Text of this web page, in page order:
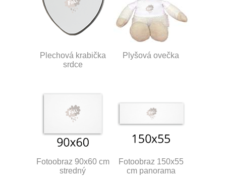
Plechová krabička
srdce
Plyšová ovečka
Fotoobraz 90x60 cm
stredný
Fotoobraz 150x55
cm panorama